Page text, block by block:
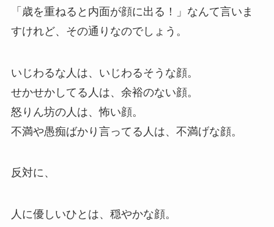
「歳を重ねると内面が顔に出る！」なんて言いま
すけれど、その通りなのでしょう。
いじわるな人は、いじわるそうな顔。
せかせかしてる人は、余裕のない顔。
怒りん坊の人は、怖い顔。
不満や愚痴ばかり言ってる人は、不満げな顔。
反対に、
人に優しいひとは、穏やかな顔。